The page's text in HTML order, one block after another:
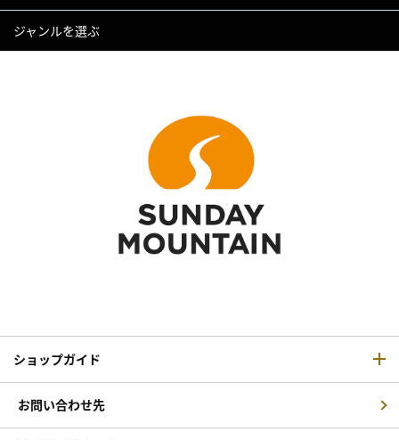
ジャンルを選ぶ
ショップガイド
お問い合わせ先